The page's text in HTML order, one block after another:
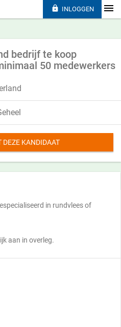
bedrijf te koop
50 medewerkers
DEZE KANDIDAAT
in rundvlees of
aan in overleg.
 INLOGGEN